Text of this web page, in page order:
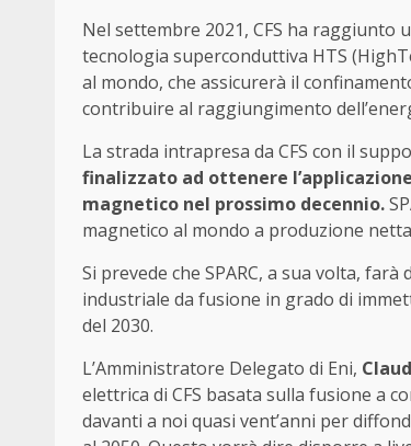
Nel settembre 2021, CFS ha
tecnologia superconduttiva HTS
al mondo, che assicurerà il
contribuire al raggiungimento
La strada intrapresa da CFS con il
finalizzato ad ottenere
magnetico nel prossimo decennio.
magnetico al mondo a produzione
Si prevede che SPARC, a sua volta,
industriale da fusione in grado di
del 2030.
L’Amministratore Delegato di Eni,
elettrica di CFS basata sulla fusione a
davanti a noi quasi vent’anni per